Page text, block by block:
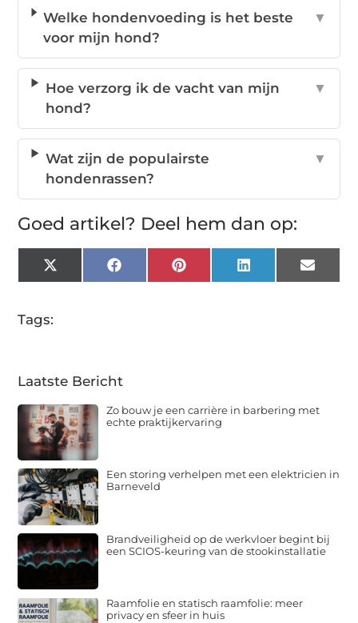
Welke hondenvoeding is het beste
voor mijn hond?
▼
Hoe verzorg ik de vacht van mijn
hond?
▼
Wat zijn de populairste
hondenrassen?
▼
Goed artikel? Deel hem dan op:
X
(Twitter)
FacebookPinterestLinkedInEmail
Tags:
Laatste Bericht
Zo bouw je een carrière in barbering met
echte praktijkervaring
Een storing verhelpen met een elektricien in
Barneveld
Brandveiligheid op de werkvloer begint bij
een SCIOS-keuring van de stookinstallatie
Raamfolie en statisch raamfolie: meer
privacy en sfeer in huis